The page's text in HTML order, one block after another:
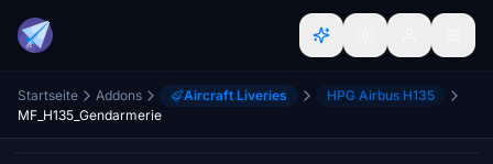
Startseite Addons Aircraft Liveries
HPG Airbus H135
MF_H135_Gendarmerie